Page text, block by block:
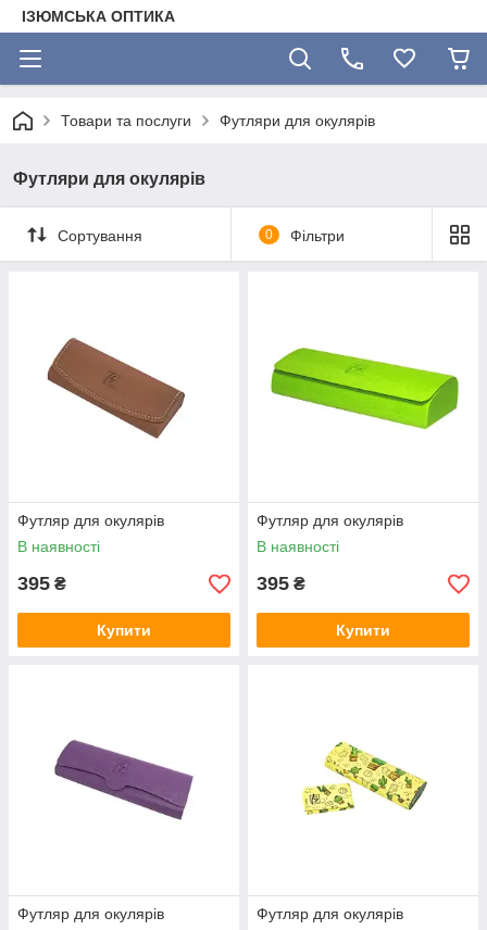
ІЗЮМСЬКА ОПТИКА
Товари та послуги Футляри для окулярів
Футляри для окулярів
Сортування 0 Фільтри
Футляр для окулярів
В наявності
395 ₴
Купити
Футляр для окулярів
В наявності
395 ₴
Купити
Футляр для окулярів
Футляр для окулярів